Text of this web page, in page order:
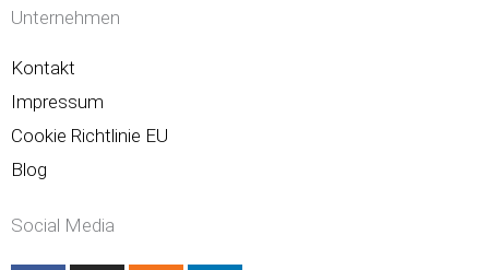
Unternehmen
Kontakt
Impressum
Cookie Richtlinie EU
Blog
Social Media